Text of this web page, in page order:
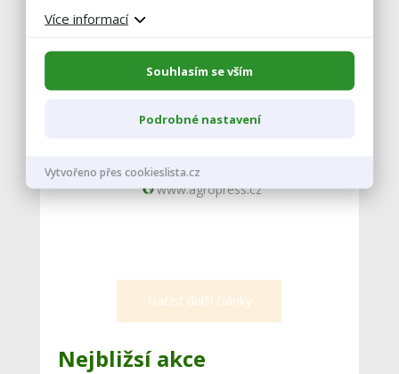
14.6. 2016 |
www.agropress.cz
okoloporodním období
www.agropress.cz
Načíst další články
Nejbližsí akce
Více informací
Souhlasím se vším
Podrobné nastavení
Vytvořeno přes cookieslista.cz